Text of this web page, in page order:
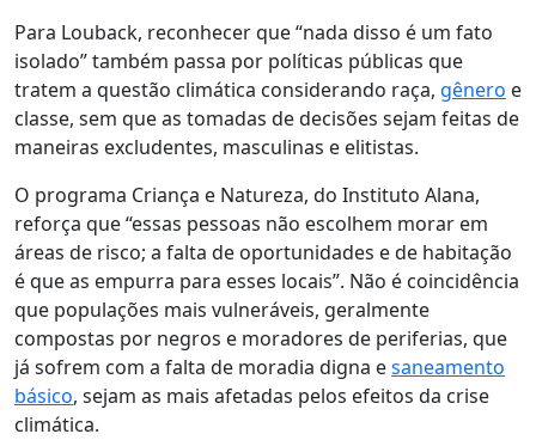
Para Louback, reconhecer que “nada disso é um fato
isolado” também passa por políticas públicas que
tratem a questão climática considerando raça, gênero e
classe, sem que as tomadas de decisões sejam feitas de
maneiras excludentes, masculinas e elitistas.
O programa Criança e Natureza, do Instituto Alana,
reforça que “essas pessoas não escolhem morar em
áreas de risco; a falta de oportunidades e de habitação
é que as empurra para esses locais”. Não é coincidência
que populações mais vulneráveis, geralmente
compostas por negros e moradores de periferias, que
já sofrem com a falta de moradia digna esaneamento
básico, sejam as mais afetadas pelos efeitos da crise
climática.